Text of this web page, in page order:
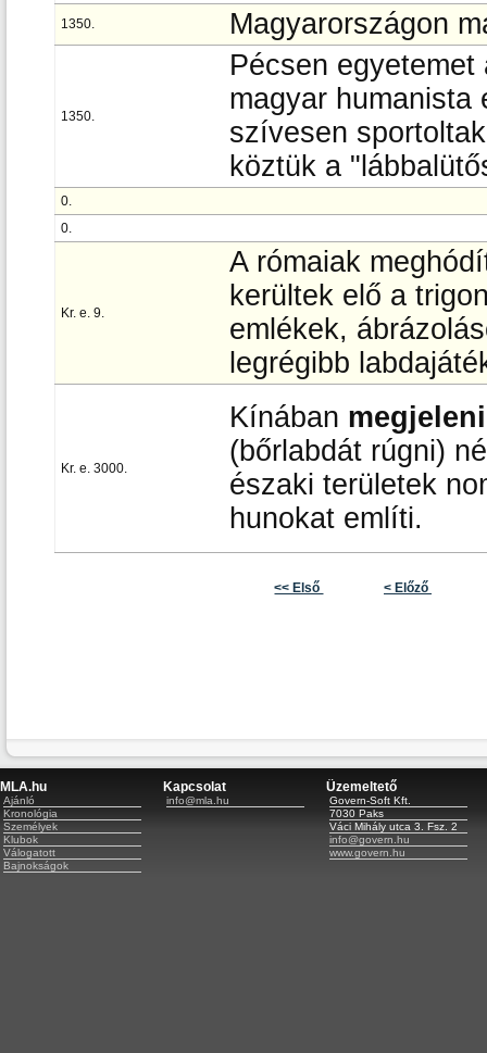
1350. Magyarországon
1350.
Pécsen
magyar humanista
szívesen
köztük a
0.
0.
Kr. e. 9.
A rómaiak
kerültek elő a
emlékek,
legrégibb
Kr. e. 3000.
Kínában
(bőrlabdát rúgni)
északi területek
hunokat említi.
<< Első < Előző
MLA.hu
Ajánló
Kronológia
Személyek
Klubok
Válogatott
Bajnokságok
Kapcsolat
info@mla.hu
Üzemeltető
Govern-Soft Kft.
7030 Paks
Váci Mihály utca 3. Fsz. 2
info@govern.hu
www.govern.hu